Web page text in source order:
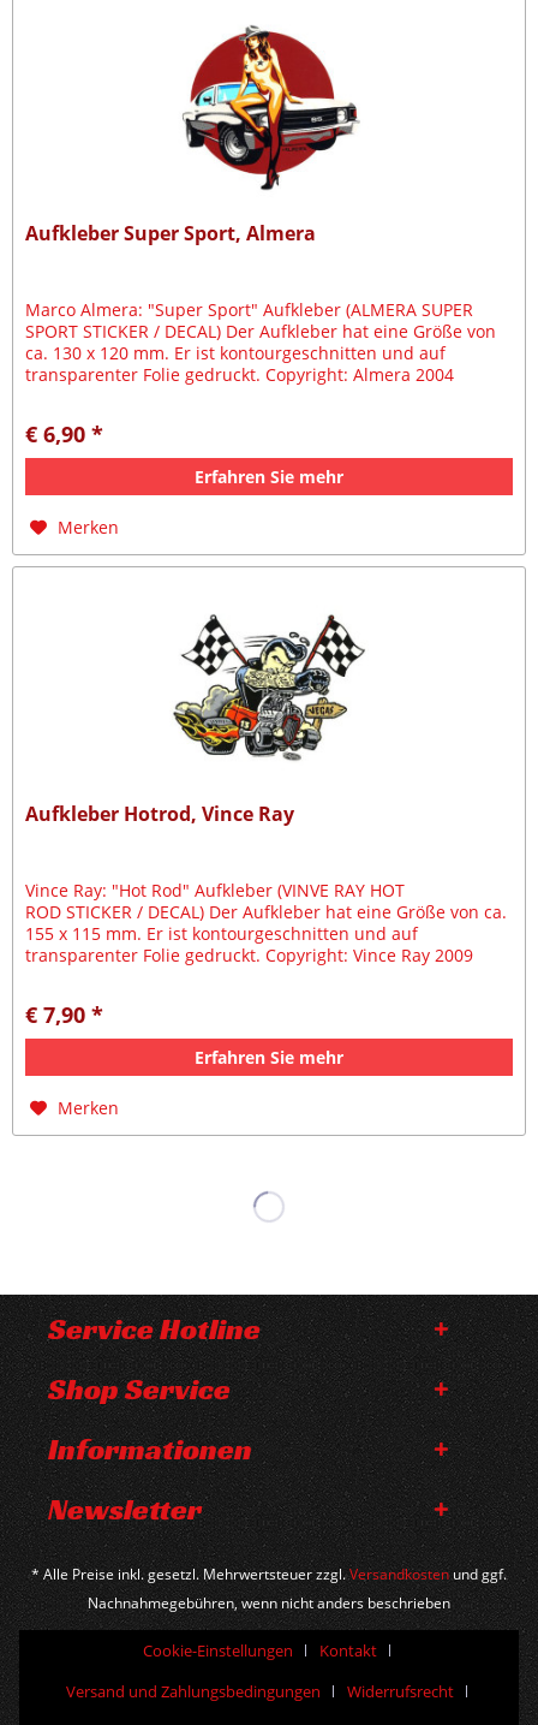
Aufkleber Super Sport, Almera
Marco Almera: "Super Sport" Aufkleber (ALMERA SUPER
SPORT STICKER / DECAL) Der Aufkleber hat eine Größe von
ca. 130 x 120 mm. Er ist kontourgeschnitten und auf
transparenter Folie gedruckt. Copyright: Almera 2004
€ 6,90 *
Erfahren Sie mehr
Merken
Aufkleber Hotrod, Vince Ray
Vince Ray: "Hot Rod" Aufkleber (VINVE RAY HOT
ROD STICKER / DECAL) Der Aufkleber hat eine Größe von ca.
155 x 115 mm. Er ist kontourgeschnitten und auf
transparenter Folie gedruckt. Copyright: Vince Ray 2009
€ 7,90 *
Erfahren Sie mehr
Merken
Service Hotline
Shop Service
Informationen
Newsletter
* Alle Preise inkl. gesetzl. Mehrwertsteuer zzgl.Versandkosten und ggf.
Nachnahmegebühren, wenn nicht anders beschrieben
Cookie-Einstellungen
Kontakt
Versand und Zahlungsbedingungen
Widerrufsrecht